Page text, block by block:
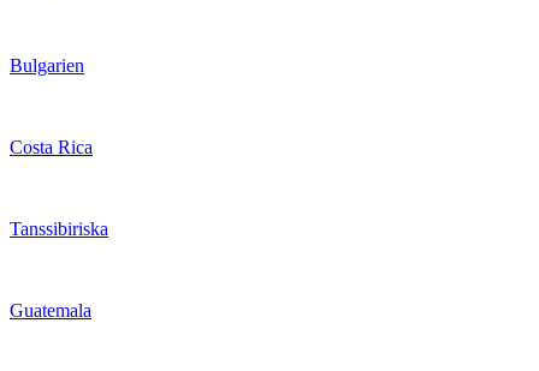
Bulgarien
Costa Rica
Tanssibiriska
Guatemala